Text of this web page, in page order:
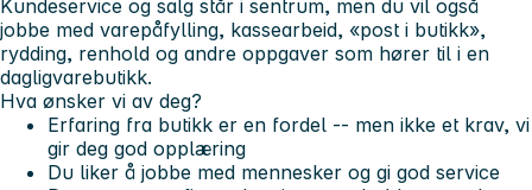
Kundeservice og salg står i sentrum, men du vil også
jobbe med varepåfylling, kassearbeid, «post i butikk»,
rydding, renhold og andre oppgaver som hører til i en
dagligvarebutikk.
Hva ønsker vi av deg?
Erfaring fra butikk er en fordel -- men ikke et krav, vi
gir deg god opplæring
Du liker å jobbe med mennesker og gi god service